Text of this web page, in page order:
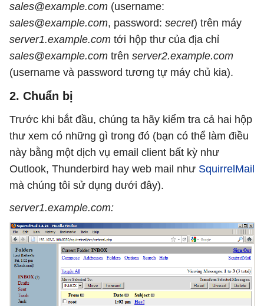
sales@example.com (username:
sales@example.com, password: secret) trên máy
server1.example.com tới hộp thư của địa chỉ
sales@example.com trên server2.example.com
(username và password tương tự máy chủ kia).
2. Chuẩn bị
Trước khi bắt đầu, chúng ta hãy kiểm tra cả hai hộp
thư xem có những gì trong đó (bạn có thể làm điều
này bằng một dịch vụ email client bất kỳ như
Outlook, Thunderbird hay web mail như SquirrelMail
mà chúng tôi sử dụng dưới đây).
server1.example.com: